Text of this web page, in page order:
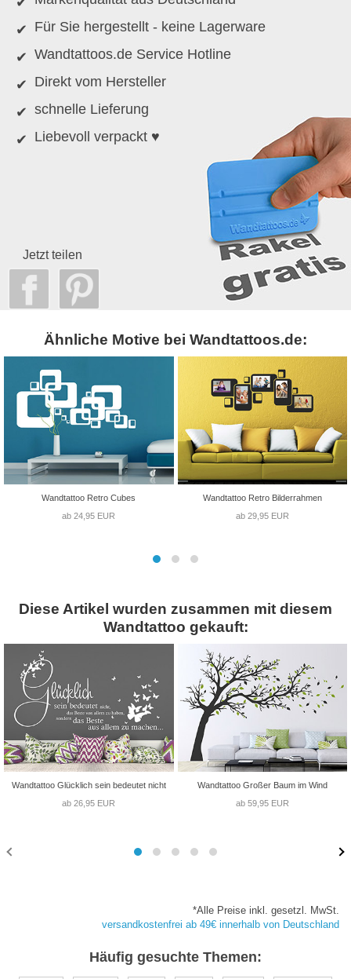
Für Sie hergestellt - keine Lagerware
Wandtattoos.de Service Hotline
Direkt vom Hersteller
schnelle Lieferung
Liebevoll verpackt ♥
Jetzt teilen
Ähnliche Motive bei Wandtattoos.de:
Wandtattoo Retro Cubes
ab 24,95 EUR
Wandtattoo Retro Bilderrahmen
ab 29,95 EUR
Diese Artikel wurden zusammen mit diesem
Wandtattoo gekauft:
Wandtattoo Glücklich sein bedeutet nicht
ab 26,95 EUR
Wandtattoo Großer Baum im Wind
ab 59,95 EUR
*Alle Preise inkl. gesetzl. MwSt.
versandkostenfrei ab 49€ innerhalb von Deutschland
Häufig gesuchte Themen: